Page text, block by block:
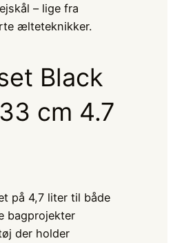
– lige fra
ælteteknikker.
Black
cm 4.7
på 4,7 liter til både
bagprojekter
der holder